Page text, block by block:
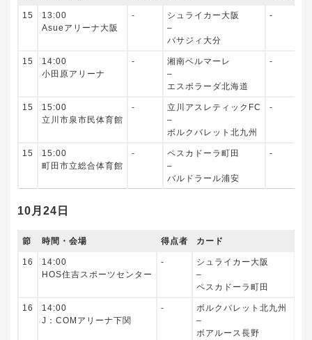
15
13:00
Asueアリーナ大阪
‐
シュライカー大阪
–
バサジィ大分
‐
15
14:00
小田原アリーナ
‐
湘南ベルマーレ
–
エスポラーダ北海道
‐
15
15:00
立川市泉市民体育館
‐
立川アスレティックFC
–
ボルクバレット北九州
‐
15
15:00
町田市立総合体育館
‐
ペスカドーラ町田
–
バルドラール浦安
‐
10月24日
節 時間・会場 得点者 カード
16
14:00
HOS住吉スポーツセンター
‐
シュライカー大阪
–
ペスカドーラ町田
16
14:00
J：COMアリーナ下関
‐
ボルクバレット北九州
–
ボアルース長野